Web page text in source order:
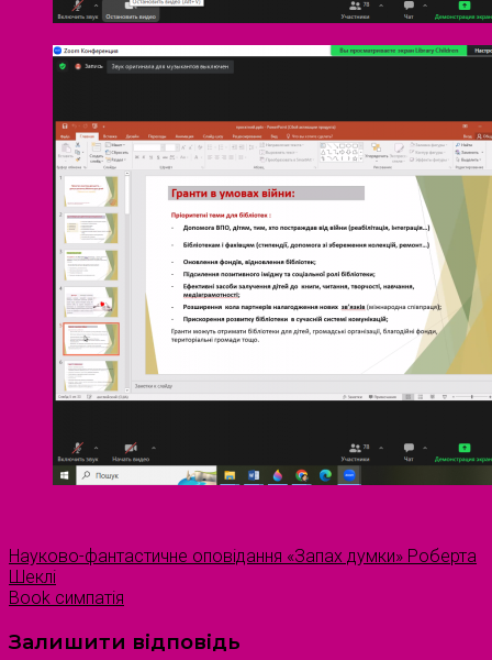
Науково-фантастичне оповідання «Запах думки» Роберта
Шеклі
Book симпатія
Залишити відповідь